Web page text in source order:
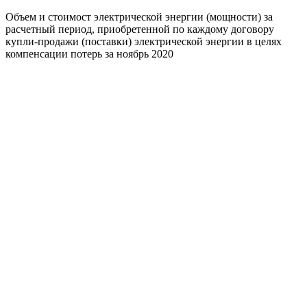
Объем и стоимост электрической энергии (мощности) за
расчетный период, приобретенной по каждому договору
купли-продажи (поставки) электрической энергии в целях
компенсации потерь за ноябрь 2020